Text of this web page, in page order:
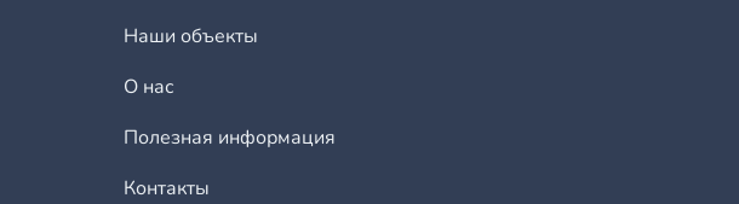
Наши объекты
О нас
Полезная информация
Контакты